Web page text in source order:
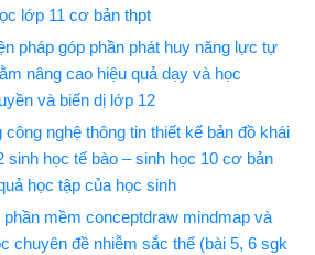
lớp 11 cơ bản thpt
pháp góp phần phát huy năng lực tự
nâng cao hiệu quả dạy và học
và biến dị lớp 12
nghệ thông tin thiết kế bản đồ khái
sinh học tế bào – sinh học 10 cơ bản
học tập của học sinh
mềm conceptdraw mindmap và
chuyên đề nhiễm sắc thể (bài 5, 6 sgk